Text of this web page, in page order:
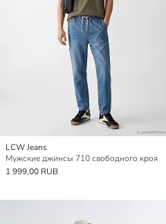
LCW Jeans
Мужские джинсы 710 свободного кроя
1 999,00 RUB